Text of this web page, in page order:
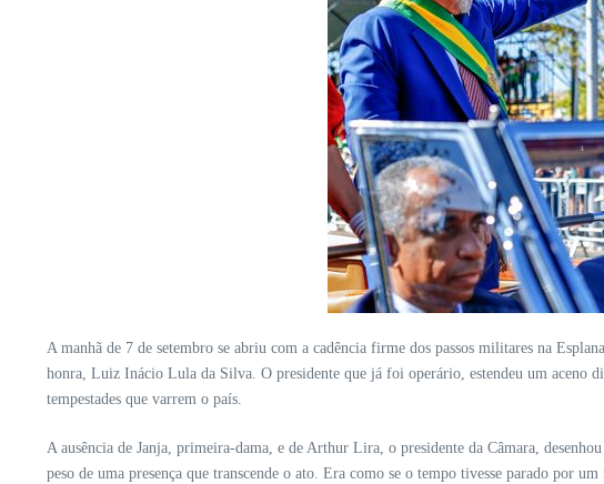
A manhã de 7 de setembro se abriu com a cadência firme dos passos militares na
honra, Luiz Inácio Lula da Silva. O presidente que já foi operário, estendeu um aceno
tempestades que varrem o país.
A ausência de Janja, primeira-dama, e de Arthur Lira, o presidente da Câmara,
peso de uma presença que transcende o ato. Era como se o tempo tivesse parado por